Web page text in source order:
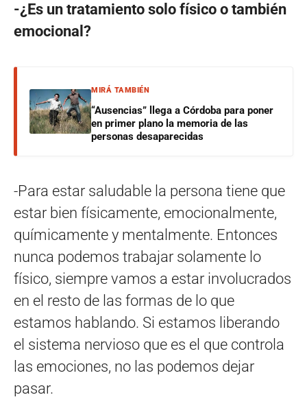
-¿Es un tratamiento solo físico o también
emocional?
MIRÁ TAMBIÉN
“Ausencias” llega a Córdoba para poner
en primer plano la memoria de las
personas desaparecidas
-Para estar saludable la persona tiene que
estar bien físicamente, emocionalmente,
químicamente y mentalmente. Entonces
nunca podemos trabajar solamente lo
físico, siempre vamos a estar involucrados
en el resto de las formas de lo que
estamos hablando. Si estamos liberando
el sistema nervioso que es el que controla
las emociones, no las podemos dejar
pasar.